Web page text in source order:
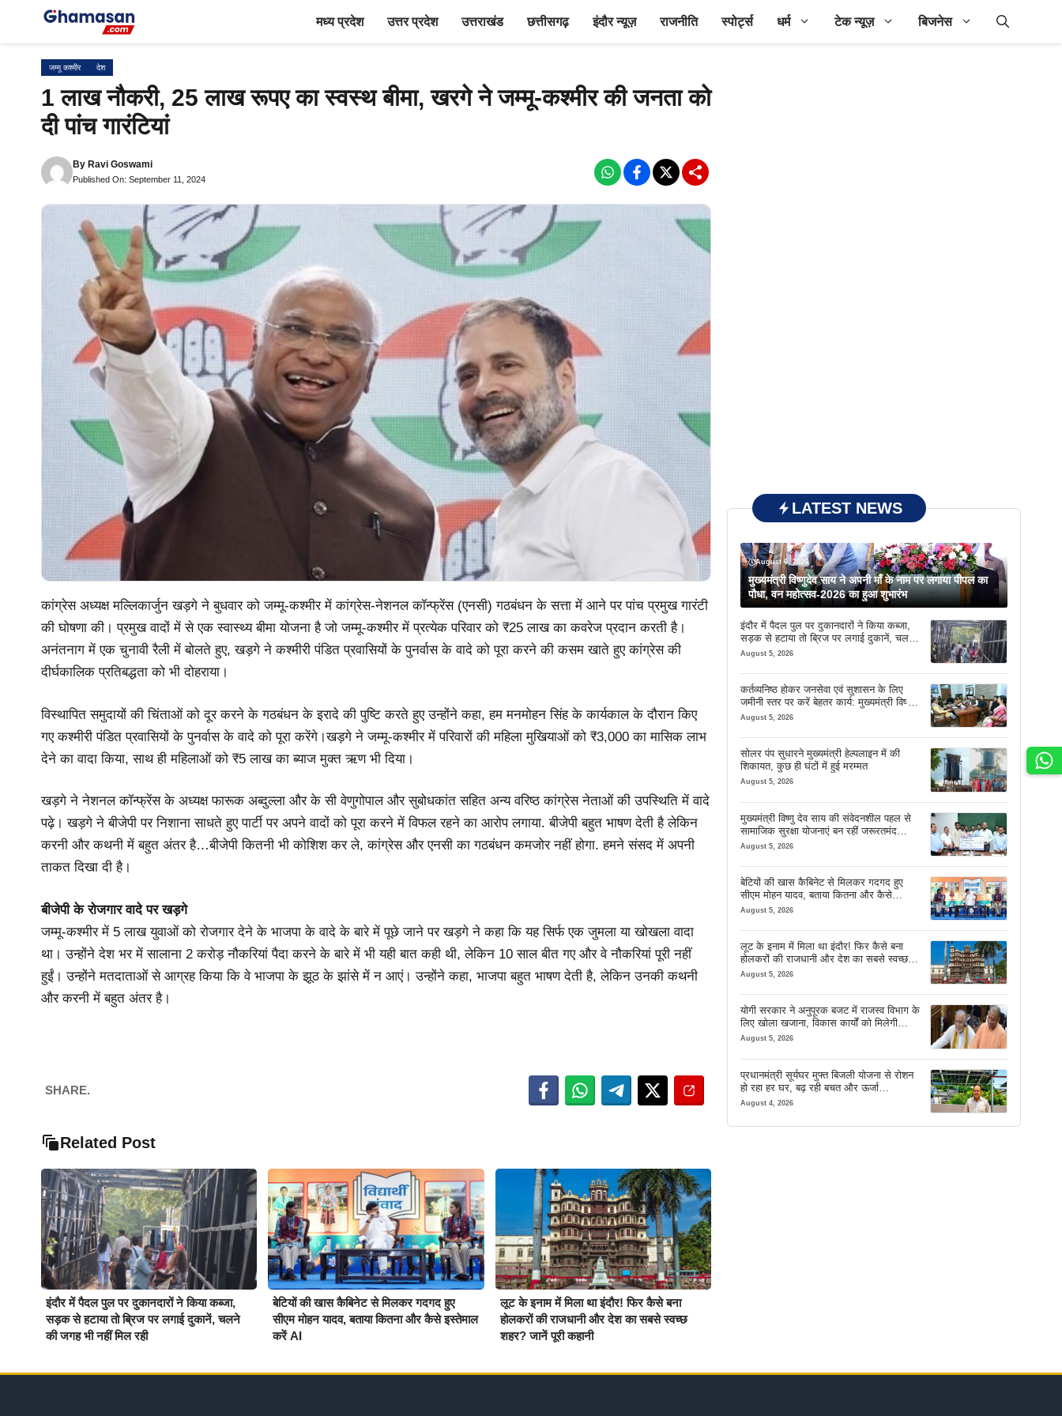
मध्य प्रदेश उत्तर प्रदेश उत्तराखंड छत्तीसगढ़ इंदौर न्यूज़ राजनीति स्पोर्ट्स धर्म टेक न्यूज़ बिजनेस
जम्मू कश्मीर देश
1 लाख नौकरी, 25 लाख रूपए का स्वस्थ बीमा, खरगे ने जम्मू-कश्मीर की जनता को
दी पांच गारंटियां
By Ravi Goswami
Published On: September 11, 2024
कांग्रेस अध्यक्ष मल्लिकार्जुन खड़गे ने बुधवार को जम्मू-कश्मीर में कांग्रेस-नेशनल कॉन्फ्रेंस (एनसी) गठबंधन के सत्ता में आने पर पांच प्रमुख गारंटी
की घोषणा की। प्रमुख वादों में से एक स्वास्थ्य बीमा योजना है जो जम्मू-कश्मीर में प्रत्येक परिवार को ₹25 लाख का कवरेज प्रदान करती है।
अनंतनाग में एक चुनावी रैली में बोलते हुए, खड़गे ने कश्मीरी पंडित प्रवासियों के पुनर्वास के वादे को पूरा करने की कसम खाते हुए कांग्रेस की
दीर्घकालिक प्रतिबद्धता को भी दोहराया।
विस्थापित समुदायों की चिंताओं को दूर करने के गठबंधन के इरादे की पुष्टि करते हुए उन्होंने कहा, हम मनमोहन सिंह के कार्यकाल के दौरान किए
गए कश्मीरी पंडित प्रवासियों के पुनर्वास के वादे को पूरा करेंगे।खड़गे ने जम्मू-कश्मीर में परिवारों की महिला मुखियाओं को ₹3,000 का मासिक लाभ
देने का वादा किया, साथ ही महिलाओं को ₹5 लाख का ब्याज मुक्त ऋण भी दिया।
खड़गे ने नेशनल कॉन्फ्रेंस के अध्यक्ष फारूक अब्दुल्ला और के सी वेणुगोपाल और सुबोधकांत सहित अन्य वरिष्ठ कांग्रेस नेताओं की उपस्थिति में वादे
पढ़े। खड़गे ने बीजेपी पर निशाना साधते हुए पार्टी पर अपने वादों को पूरा करने में विफल रहने का आरोप लगाया. बीजेपी बहुत भाषण देती है लेकिन
करनी और कथनी में बहुत अंतर है…बीजेपी कितनी भी कोशिश कर ले, कांग्रेस और एनसी का गठबंधन कमजोर नहीं होगा. हमने संसद में अपनी
ताकत दिखा दी है।
बीजेपी के रोजगार वादे पर खड़गे
जम्मू-कश्मीर में 5 लाख युवाओं को रोजगार देने के भाजपा के वादे के बारे में पूछे जाने पर खड़गे ने कहा कि यह सिर्फ एक जुमला या खोखला वादा
था। उन्होंने देश भर में सालाना 2 करोड़ नौकरियां पैदा करने के बारे में भी यही बात कही थी, लेकिन 10 साल बीत गए और वे नौकरियां पूरी नहीं
हुईं। उन्होंने मतदाताओं से आग्रह किया कि वे भाजपा के झूठ के झांसे में न आएं। उन्होंने कहा, भाजपा बहुत भाषण देती है, लेकिन उनकी कथनी
और करनी में बहुत अंतर है।
SHARE.
Related Post
इंदौर में पैदल पुल पर दुकानदारों ने किया कब्जा,
सड़क से हटाया तो ब्रिज पर लगाई दुकानें, चलने
की जगह भी नहीं मिल रही
बेटियों की खास कैबिनेट से मिलकर गदगद हुए
सीएम मोहन यादव, बताया कितना और कैसे इस्तेमाल
करें AI
लूट के इनाम में मिला था इंदौर! फिर कैसे बना
होलकरों की राजधानी और देश का सबसे स्वच्छ
शहर? जानें पूरी कहानी
LATEST NEWS
August 6, 2026
मुख्यमंत्री विष्णुदेव साय ने अपनी माँ के नाम पर लगाया पीपल का
पौधा, वन महोत्सव-2026 का हुआ शुभारंभ
इंदौर में पैदल पुल पर दुकानदारों ने किया कब्जा,
सड़क से हटाया तो ब्रिज पर लगाई दुकानें, चलने
की जगह भी नहीं मिल रही
August 5, 2026
कर्तव्यनिष्ठ होकर जनसेवा एवं सुशासन के लिए
जमीनी स्तर पर करें बेहतर कार्य: मुख्यमंत्री विष्णु
देव साय
August 5, 2026
सोलर पंप सुधारने मुख्यमंत्री हेल्पलाइन में की
शिकायत, कुछ ही घंटों में हुई मरम्मत
August 5, 2026
मुख्यमंत्री विष्णु देव साय की संवेदनशील पहल से
सामाजिक सुरक्षा योजनाएं बन रहीं जरूरतमंद
परिवारों का मजबूत सहारा
August 5, 2026
बेटियों की खास कैबिनेट से मिलकर गदगद हुए
सीएम मोहन यादव, बताया कितना और कैसे
इस्तेमाल करें AI
August 5, 2026
लूट के इनाम में मिला था इंदौर! फिर कैसे बना
होलकरों की राजधानी और देश का सबसे स्वच्छ
शहर? जानें पूरी कहानी
August 5, 2026
योगी सरकार ने अनुपूरक बजट में राजस्व विभाग के
लिए खोला खजाना, विकास कार्यों को मिलेगी
रफ्तार
August 5, 2026
प्रधानमंत्री सूर्यघर मुफ्त बिजली योजना से रोशन
हो रहा हर घर, बढ़ रही बचत और ऊर्जा
आत्मनिर्भरता
August 4, 2026